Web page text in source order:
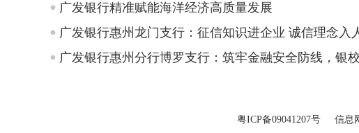
广发银行精准赋能海洋经济高质量发展
广发银行惠州龙门支行：征信知识进企业 诚信理念入
广发银行惠州分行博罗支行：筑牢金融安全防线，银
粤ICP备09041207号
信息